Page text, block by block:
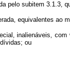
subitem 3.1.3,
equivalentes ao
inalienáveis, com
ou